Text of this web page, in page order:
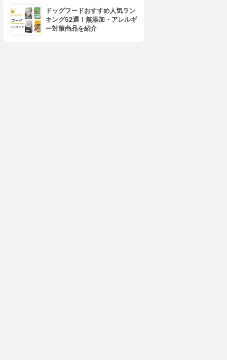
ドッグフードおすすめ人気ラン
キング52選！無添加・アレルギ
ー対策商品を紹介